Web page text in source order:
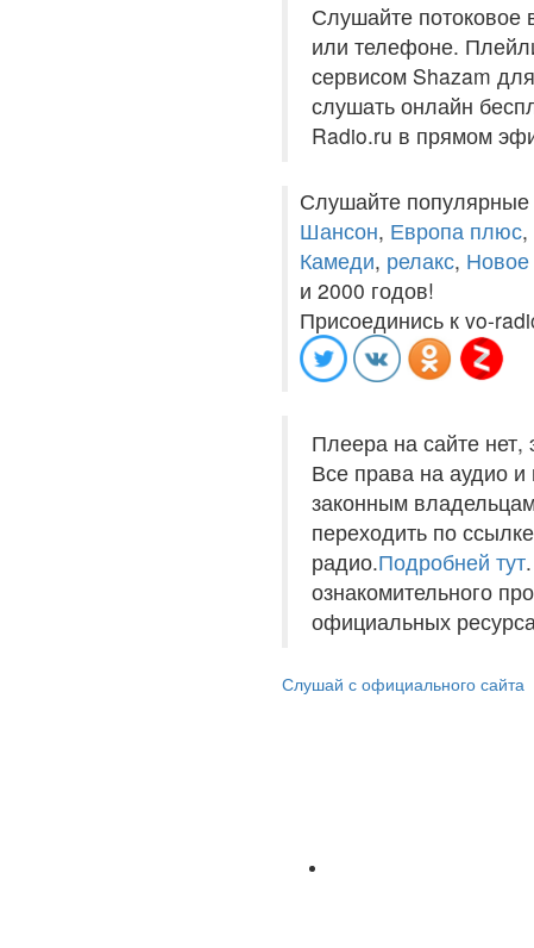
Слушайте
или телефоне.
сервисом Shazam
слушать онлайн
Radio.ru в прямом
Слушайте популярные
Шансон, Европа плюс,
Камеди, релакс,
и 2000 годов!
Присоединись к vo-
Плеера на сайте нет,
Все права на аудио
законным
переходить по
радио.Подробней тут
ознакомительного
официальных
Слушай с официального сайта